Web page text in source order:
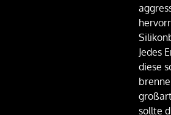
Jedes
diese
sollte